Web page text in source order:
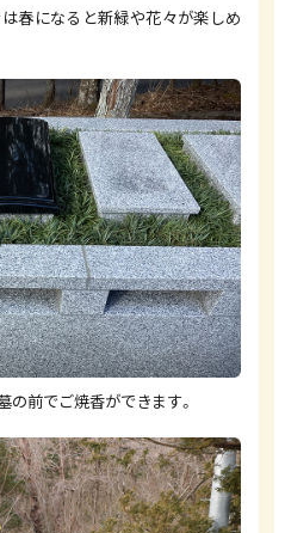
春になると新緑や花々が楽しめ
前でご焼香ができます。